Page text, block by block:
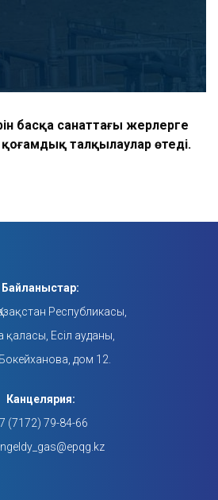
басқа санаттағы жерлерге
талқылаулар өтеді.
Байланыстар:
Республикасы,
қаласы, Есіл ауданы,
дом 12.
Канцелярия:
(7172) 79-84-66